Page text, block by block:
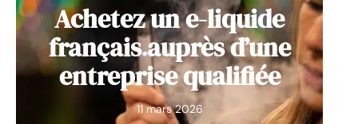
Achetez un e-liquide
français auprès d’une
entreprise qualifiée
11 mars 2026